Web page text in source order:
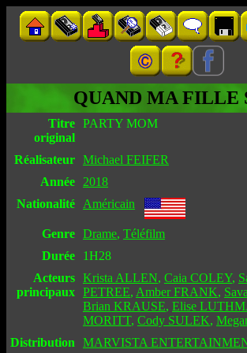
QUAND MA FILLE
Titre
original
PARTY MOM
Réalisateur Michael FEIFER
Année
2018
Nationalité
Américain
Genre Drame, Téléfilm
Durée
1H28
Acteurs
principaux
Krista ALLEN, Caia COLEY,
PETREE, Amber FRANK,
Brian KRAUSE, Elise
MORITT, Cody SULEK,
Distribution
MARVISTA